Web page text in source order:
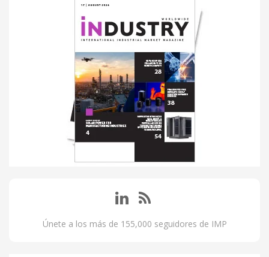
Únete a los más de 155,000 seguidores de IMP